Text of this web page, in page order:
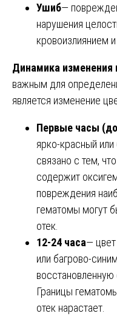
Ушиб—
нарушения
кровоизлиянием и
Динамика изменения
важным для
является изменение
Первые часы
ярко-красный
связано с тем,
содержит
повреждения
гематомы могут
отек.
12-24 часа—
или багрово-
Границы
отек нарастает.